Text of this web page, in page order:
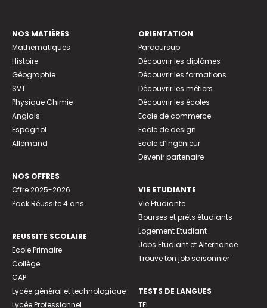
NOS MATIÈRES
Mathématiques
Histoire
Géographie
SVT
Physique Chimie
Anglais
Espagnol
Allemand
NOS OFFRES
Offre 2025-2026
Pack Réussite 4 ans
REUSSITE SCOLAIRE
Ecole Primaire
Collège
CAP
Lycée général et technologique
Lycée Professionnel
ORIENTATION
Parcoursup
Découvrir les diplômes
Découvrir les formations
Découvrir les métiers
Découvrir les écoles
Ecole de commerce
Ecole de design
Ecole d’ingénieur
Devenir partenaire
VIE ETUDIANTE
Vie Etudiante
Bourses et prêts étudiants
Logement Etudiant
Jobs Etudiant et Alternance
Trouve ton job saisonnier
TESTS DE LANGUES
TFI